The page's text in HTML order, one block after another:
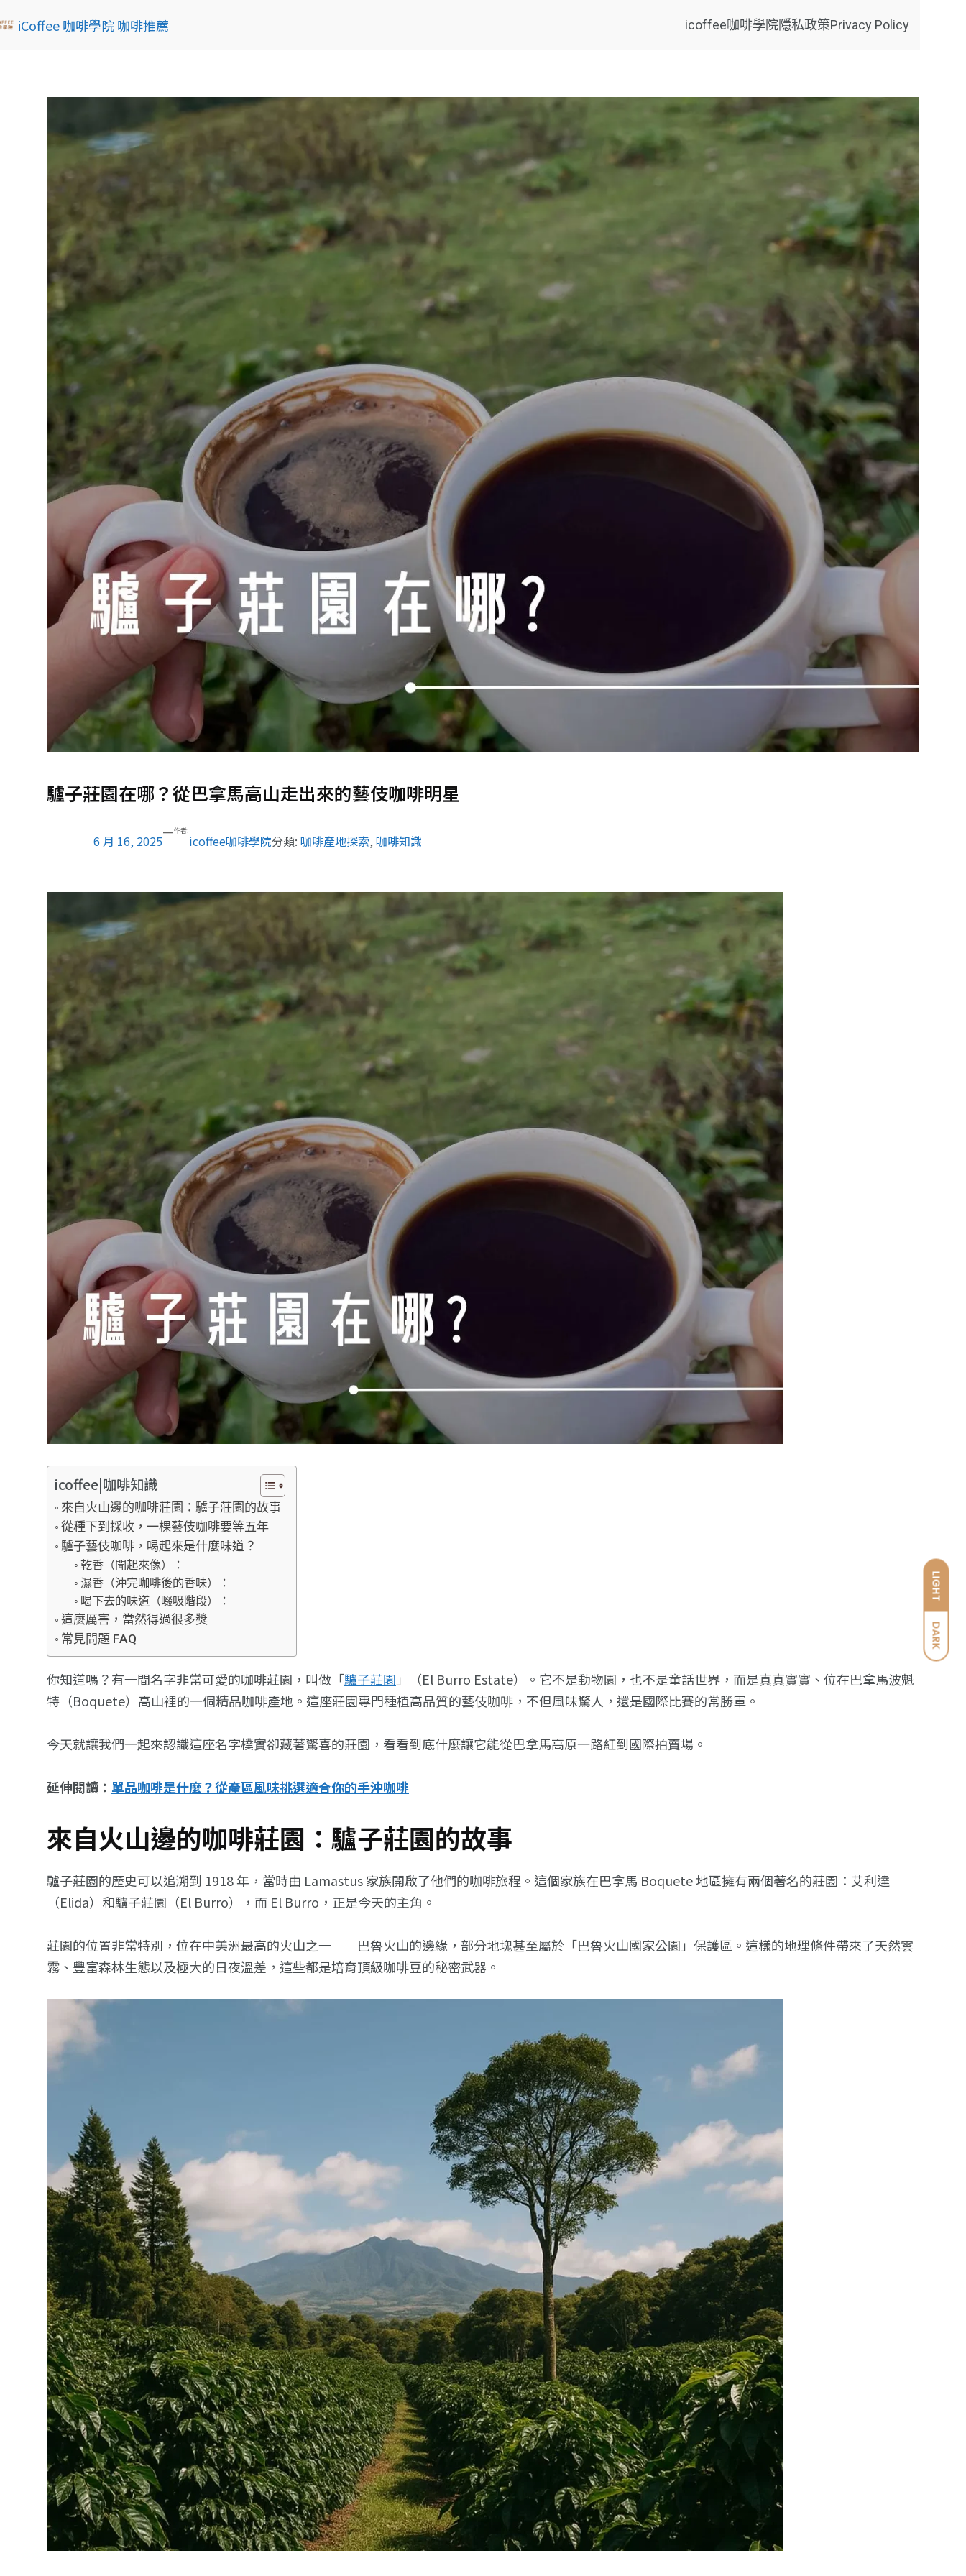
LIGHT
DARK
iCoffee 咖啡學院 咖啡推薦 icoffee咖啡學院隱私政策Privacy Policy
驢子莊園在哪？從巴拿馬高山走出來的藝伎咖啡明星
6 月 16, 2025
—作者:
icoffee咖啡學院分類: 咖啡產地探索, 咖啡知識
icoffee|咖啡知識
來自火山邊的咖啡莊園：驢子莊園的故事
從種下到採收，一棵藝伎咖啡要等五年
驢子藝伎咖啡，喝起來是什麼味道？
乾香（聞起來像）：
濕香（沖完咖啡後的香味）：
喝下去的味道（啜吸階段）：
這麼厲害，當然得過很多獎
常見問題 FAQ
你知道嗎？有一間名字非常可愛的咖啡莊園，叫做「驢子莊園 」（El Burro Estate）。它不是動物園，也不是童話世界，而是真真實實、位在巴拿馬波魁
特（Boquete）高山裡的一個精品咖啡產地。這座莊園專門種植高品質的藝伎咖啡，不但風味驚人，還是國際比賽的常勝軍。
今天就讓我們一起來認識這座名字樸實卻藏著驚喜的莊園，看看到底什麼讓它能從巴拿馬高原一路紅到國際拍賣場。
延伸閱讀： 單品咖啡是什麼？從產區風味挑選適合你的手沖咖啡
來自火山邊的咖啡莊園：驢子莊園的故事
驢子莊園的歷史可以追溯到 1918 年，當時由 Lamastus 家族開啟了他們的咖啡旅程。這個家族在巴拿馬 Boquete 地區擁有兩個著名的莊園：艾利達
（Elida）和驢子莊園（El Burro），而 El Burro，正是今天的主角。
莊園的位置非常特別，位在中美洲最高的火山之一──巴魯火山的邊緣，部分地塊甚至屬於「巴魯火山國家公園」保護區。這樣的地理條件帶來了天然雲
霧、豐富森林生態以及極大的日夜溫差，這些都是培育頂級咖啡豆的秘密武器。